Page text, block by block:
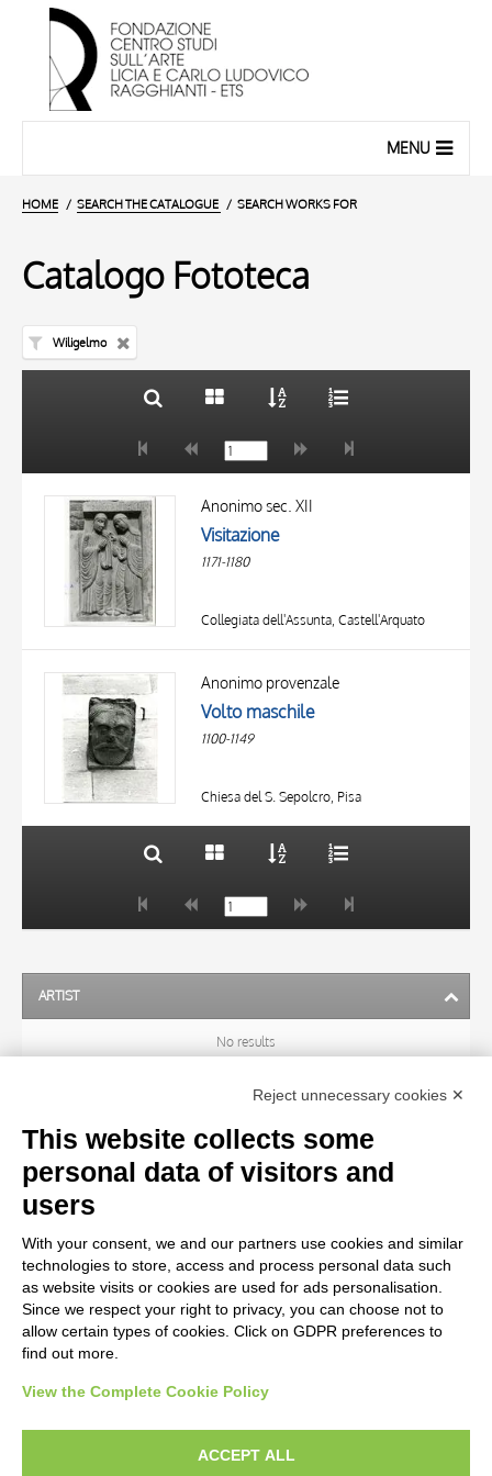
MENU
HOME SEARCH THE CATALOGUE SEARCH WORKS FOR
Catalogo Fototeca
Wiligelmo
AUTHOR
20 RESULTS
Anonimo sec. XII
Visitazione
1171-1180
Collegiata dell'Assunta, Castell'Arquato
Anonimo provenzale
Volto maschile
1100-1149
Chiesa del S. Sepolcro, Pisa
TITLE
AUTHOR
ARTIST
No results
OBJECT
LOCATION
CENTURY
diritto d’autore, legge 22 aprile 1941 n. 633. I diritti degli autori, degli artisti e
Reject unnecessary cookies ✕
This website collects some
personal data of visitors and
users
With your consent, we and our partners use cookies and similar
technologies to store, access and process personal data such
as website visits or cookies are used for ads personalisation.
Since we respect your right to privacy, you can choose not to
allow certain types of cookies. Click on GDPR preferences to
find out more.
View the Complete Cookie Policy
ACCEPT ALL